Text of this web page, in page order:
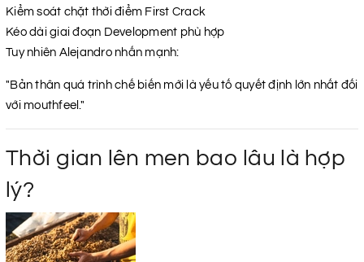
Kiểm soát chặt thời điểm First Crack
Kéo dài giai đoạn Development phù hợp
Tuy nhiên Alejandro nhấn mạnh:
"Bản thân quá trình chế biến mới là yếu tố quyết định lớn nhất đối
với mouthfeel."
Thời gian lên men bao lâu là hợp
lý?